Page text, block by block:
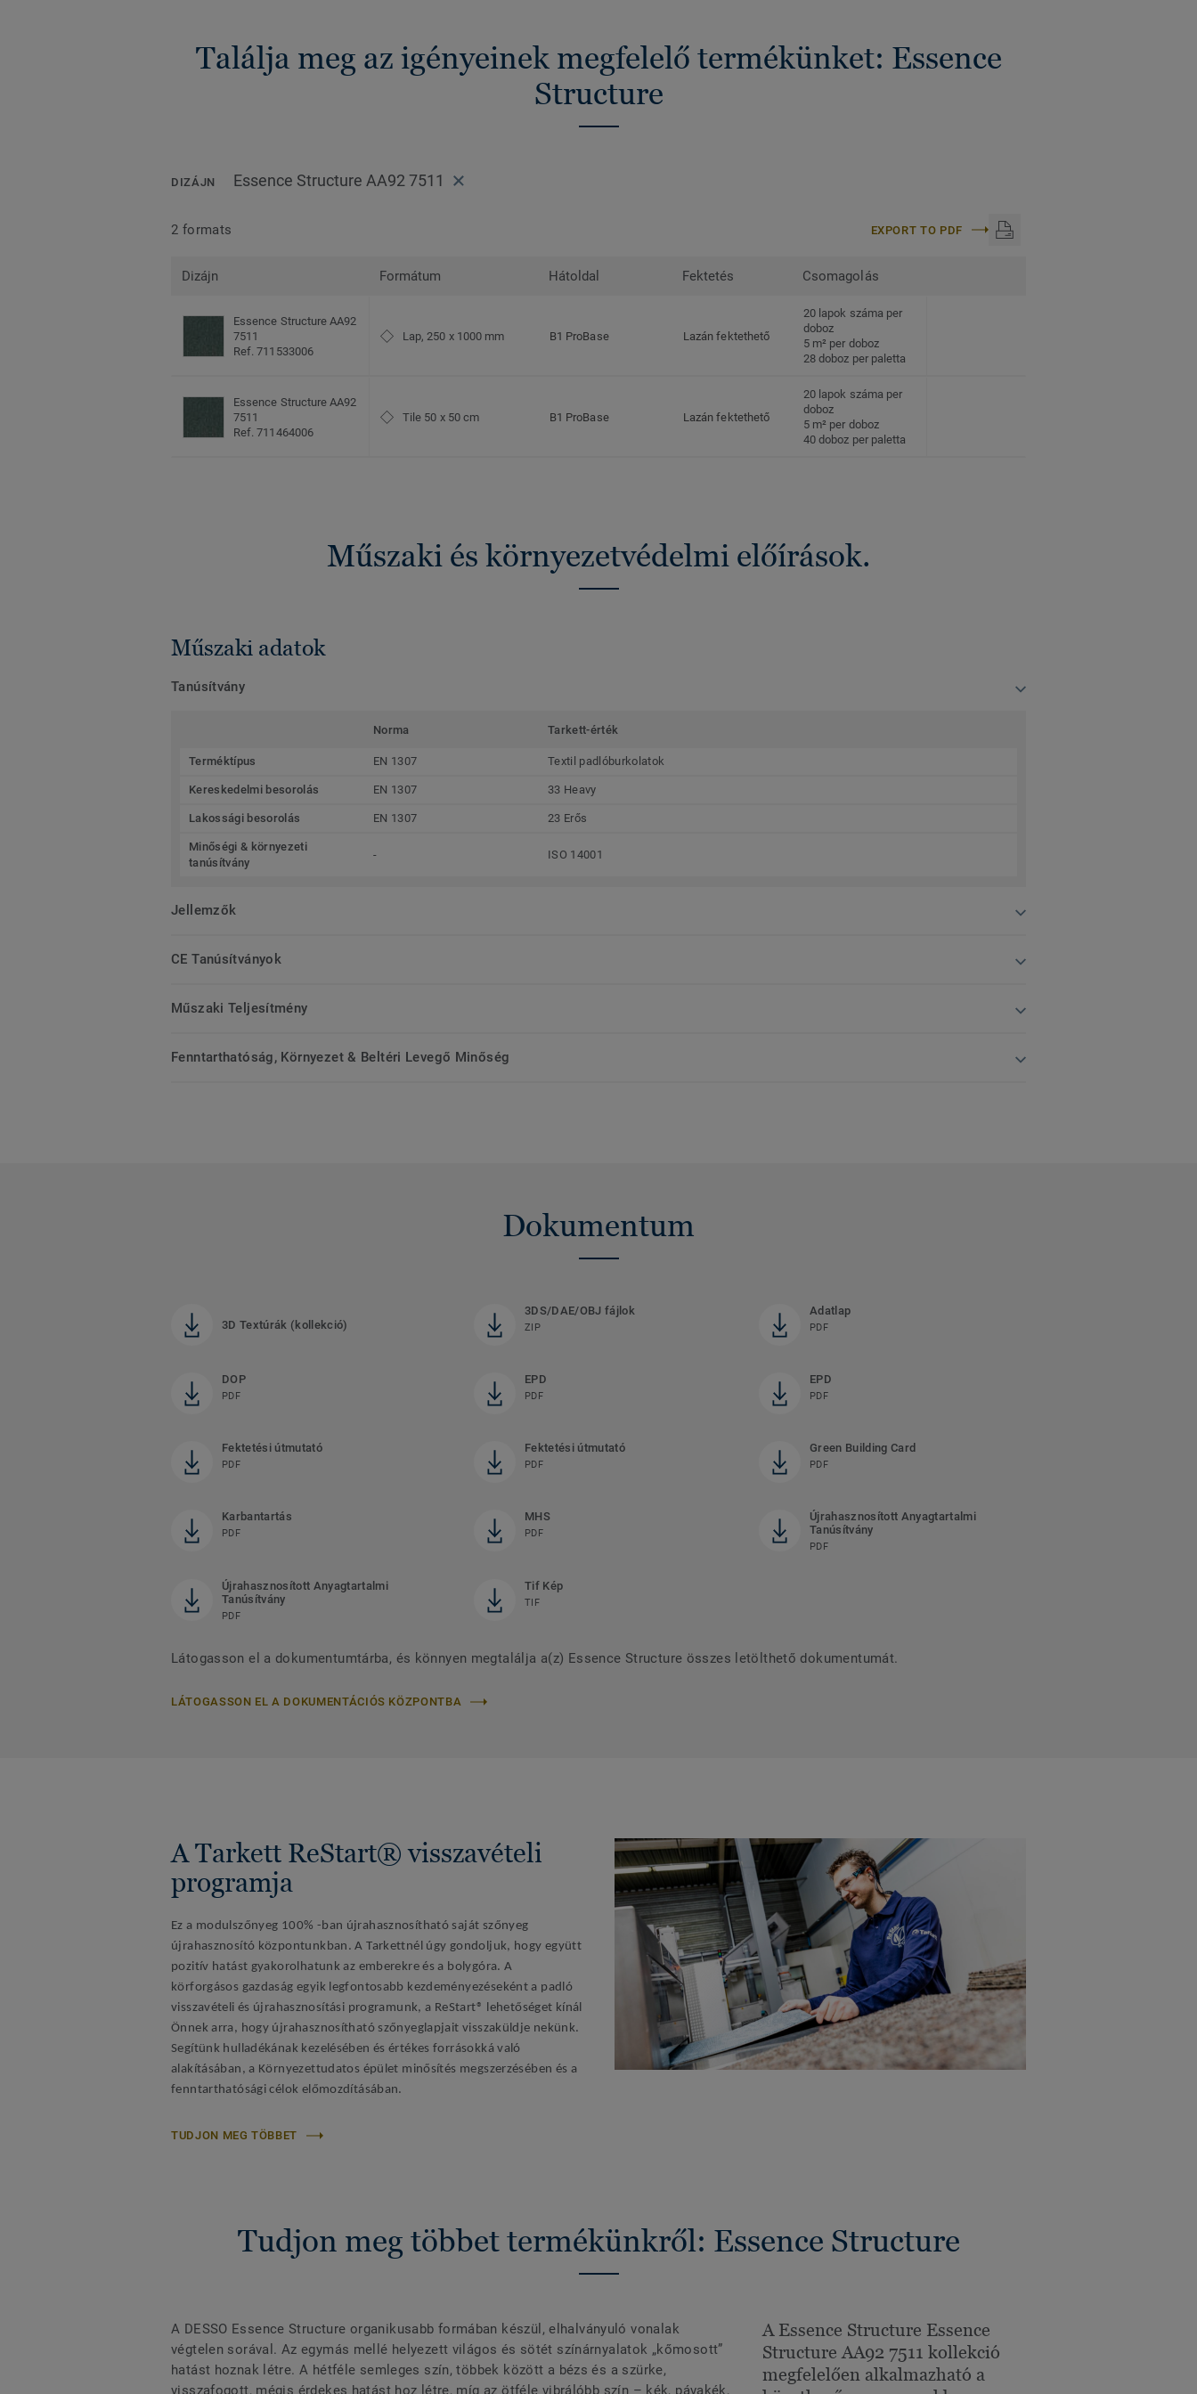
Találja meg az igényeinek megfelelő termékünket: Essence
Structure
DIZÁJN Essence Structure AA92 7511
2 formats EXPORT TO PDF
Dizájn Formátum Hátoldal Fektetés Csomagolás
Essence Structure AA92
7511
Ref. 711533006
Lap, 250 x 1000 mm B1 ProBase Lazán fektethető
20 lapok száma per
doboz
5 m² per doboz
28 doboz per paletta
Essence Structure AA92
7511
Ref. 711464006
Tile 50 x 50 cm B1 ProBase Lazán fektethető
20 lapok száma per
doboz
5 m² per doboz
40 doboz per paletta
Műszaki és környezetvédelmi előírások.
Műszaki adatok
Tanúsítvány
Norma Tarkett-érték
Terméktípus EN 1307 Textil padlóburkolatok
Kereskedelmi besorolás EN 1307 33 Heavy
Lakossági besorolás EN 1307 23 Erős
Minőségi & környezeti
tanúsítvány
- ISO 14001
Jellemzők
CE Tanúsítványok
Műszaki Teljesítmény
Fenntarthatóság, Környezet & Beltéri Levegő Minőség
Dokumentum
3D Textúrák (kollekció)
3DS/DAE/OBJ fájlok
ZIP
Adatlap
PDF
DOP
PDF
EPD
PDF
EPD
PDF
Fektetési útmutató
PDF
Fektetési útmutató
PDF
Green Building Card
PDF
Karbantartás
PDF
MHS
PDF
Újrahasznosított Anyagtartalmi
Tanúsítvány
PDF
Újrahasznosított Anyagtartalmi
Tanúsítvány
PDF
Tif Kép
TIF
Látogasson el a dokumentumtárba, és könnyen megtalálja a(z) Essence Structure összes letölthető dokumentumát.
LÁTOGASSON EL A DOKUMENTÁCIÓS KÖZPONTBA
A Tarkett ReStart® visszavételi
programja
Ez a modulszőnyeg 100% -ban újrahasznosítható saját szőnyeg
újrahasznosító központunkban. A Tarkettnél úgy gondoljuk, hogy együtt
pozitív hatást gyakorolhatunk az emberekre és a bolygóra. A
körforgásos gazdaság egyik legfontosabb kezdeményezéseként a padló
visszavételi és újrahasznosítási programunk, a ReStart® lehetőséget kínál
Önnek arra, hogy újrahasznosítható szőnyeglapjait visszaküldje nekünk.
Segítünk hulladékának kezelésében és értékes forrásokká való
alakításában, a Környezettudatos épület minősítés megszerzésében és a
fenntarthatósági célok előmozdításában.
TUDJON MEG TÖBBET
Tudjon meg többet termékünkről: Essence Structure
A DESSO Essence Structure organikusabb formában készül, elhalványuló vonalak
végtelen sorával. Az egymás mellé helyezett világos és sötét színárnyalatok „kőmosott”
hatást hoznak létre. A hétféle semleges szín, többek között a bézs és a szürke,
visszafogott, mégis érdekes hatást hoz létre, míg az ötféle vibrálóbb szín – kék, pávakék,
A Essence Structure Essence
Structure AA92 7511 kollekció
megfelelően alkalmazható a